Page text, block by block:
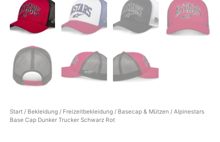
Start / Bekleidung / Freizeitbekleidung / Basecap & Mützen / Alpinestars
Base Cap Dunker Trucker Schwarz Rot